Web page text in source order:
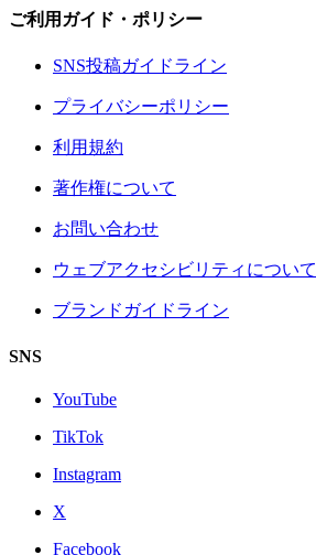
ご利用ガイド・ポリシー
SNS投稿ガイドライン
プライバシーポリシー
利用規約
著作権について
お問い合わせ
ウェブアクセシビリティについて
ブランドガイドライン
SNS
YouTube
TikTok
Instagram
X
Facebook